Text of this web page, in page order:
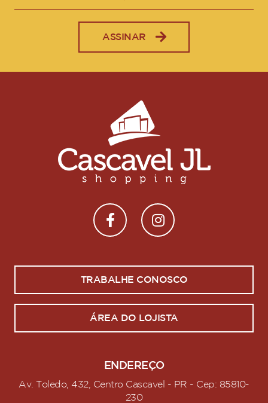
ASSINAR
TRABALHE CONOSCO
ÁREA DO LOJISTA
ENDEREÇO
Av. Toledo, 432, Centro Cascavel - PR - Cep: 85810-
230